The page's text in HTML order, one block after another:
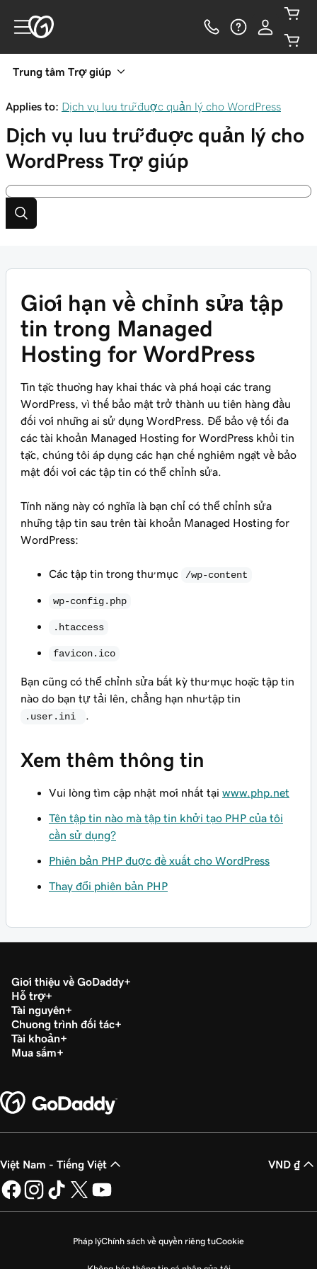
Trung tâm Trợ giúp
Applies to: Dịch vụ lưu trữ được quản lý cho WordPress
Dịch vụ lưu trữ được quản lý cho
WordPress Trợ giúp
Giới hạn về chỉnh sửa tập
tin trong Managed
Hosting for WordPress
Tin tặc thường hay khai thác và phá hoại các trang
WordPress, vì thế bảo mật trở thành ưu tiên hàng đầu
đối với những ai sử dụng WordPress. Để bảo vệ tối đa
các tài khoản Managed Hosting for WordPress khỏi tin
tặc, chúng tôi áp dụng các hạn chế nghiêm ngặt về bảo
mật đối với các tập tin có thể chỉnh sửa.
Tính năng này có nghĩa là bạn chỉ có thể chỉnh sửa
những tập tin sau trên tài khoản Managed Hosting for
WordPress:
Các tập tin trong thư mục /wp-content
wp-config.php
.htaccess
favicon.ico
Bạn cũng có thể chỉnh sửa bất kỳ thư mục hoặc tập tin
nào do bạn tự tải lên, chẳng hạn như tập tin
.user.ini
Xem thêm thông tin
Vui lòng tìm cập nhật mới nhất tại www.php.net
Tên tập tin nào mà tập tin khởi tạo PHP của tôi
cần sử dụng?
Phiên bản PHP được đề xuất cho WordPress
Thay đổi phiên bản PHP
Giới thiệu về GoDaddy
Hỗ trợ
Tài nguyên
Chương trình đối tác
Tài khoản
Mua sắm
Việt Nam - Tiếng Việt VND ₫
Pháp lýChính sách về quyền riêng tưCookie